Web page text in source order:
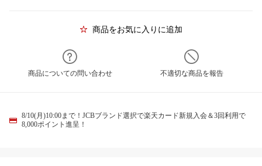
商品をお気に入りに追加
商品についての問い合わせ 不適切な商品を報告
8/10(月)10:00まで！JCBブランド選択で楽天カード新規入会＆3回利用で
8,000ポイント進呈！